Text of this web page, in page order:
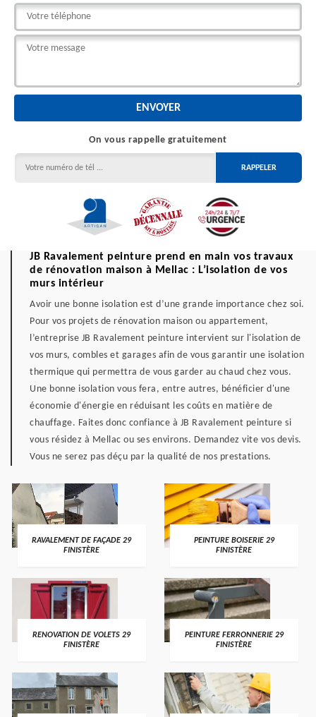
On vous rappelle gratuitement
JB Ravalement peinture prend en main vos travaux
de rénovation maison à Mellac : L’isolation de vos
murs intérieur
Avoir une bonne isolation est d’une grande importance chez soi.
Pour vos projets de rénovation maison ou appartement,
l’entreprise JB Ravalement peinture intervient sur l'isolation de
vos murs, combles et garages afin de vous garantir une isolation
thermique qui permettra de vous garder au chaud chez vous.
Une bonne isolation vous fera, entre autres, bénéficier d'une
économie d'énergie en réduisant les coûts en matière de
chauffage. Faites donc confiance à JB Ravalement peinture si
vous résidez à Mellac ou ses environs. Demandez vite vos devis.
Vous ne serez pas déçu par la qualité de nos prestations.
RAVALEMENT DE FAÇADE 29
FINISTÈRE
PEINTURE BOISERIE 29
FINISTÈRE
RENOVATION DE VOLETS 29
FINISTÈRE
PEINTURE FERRONNERIE 29
FINISTÈRE